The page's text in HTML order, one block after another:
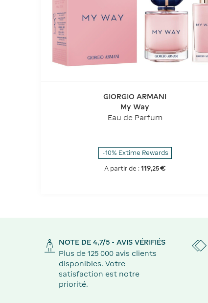
GIORGIO ARMANI
My Way
Eau de Parfum
-10% Extime Rewards
A partir de : 119,25€
NOTE DE 4,7/5 - AVIS VÉRIFIÉS
Plus de 125 000 avis clients
disponibles. Votre
satisfaction est notre
priorité.